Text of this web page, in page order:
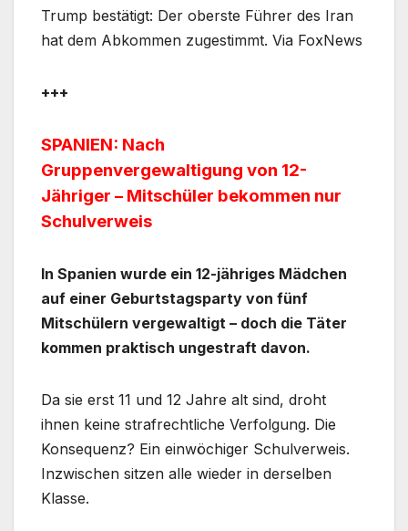
Trump bestätigt: Der oberste Führer des Iran
hat dem Abkommen zugestimmt. Via FoxNews
+++
SPANIEN: Nach
Gruppenvergewaltigung von 12-
Jähriger – Mitschüler bekommen nur
Schulverweis
In Spanien wurde ein 12-jähriges Mädchen
auf einer Geburtstagsparty von fünf
Mitschülern vergewaltigt – doch die Täter
kommen praktisch ungestraft davon.
Da sie erst 11 und 12 Jahre alt sind, droht
ihnen keine strafrechtliche Verfolgung. Die
Konsequenz? Ein einwöchiger Schulverweis.
Inzwischen sitzen alle wieder in derselben
Klasse.